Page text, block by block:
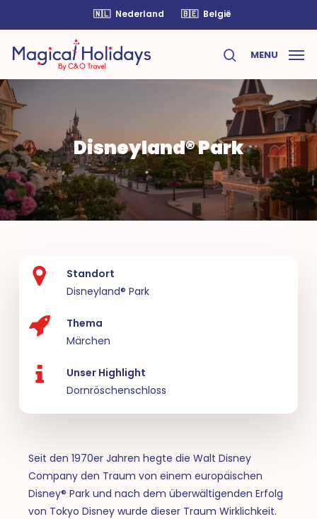
main
content
🇳🇱 Nederland 🇧🇪 België
search
MENU
Disneyland® Park
Standort
Disneyland® Park
Thema
Märchen
Unser Highlight
Dornröschenschloss
Seit den 1970er Jahren hegte die Walt Disney
Company den Traum von einem europäischen
Disney® Park und nach dem überwältigenden Erfolg
von Tokyo Disney wurde dieser Traum Wirklichkeit.